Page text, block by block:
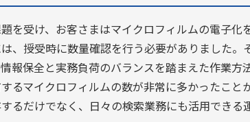
を受け、お客さまはマイクロフィルムの電子
、授受時に数量確認を行う必要がありました
報保全と実務負荷のバランスを踏まえた作業方
るマイクロフィルムの数が非常に多かったこ
るだけでなく、日々の検索業務にも活用できる